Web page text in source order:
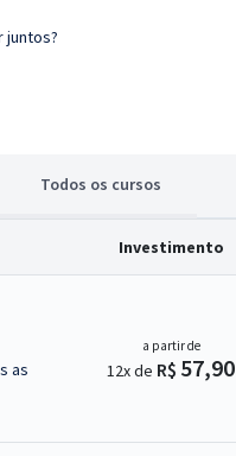
juntos?
Todos os cursos
Investimento
as
a partir de
12x de R$ 57,90